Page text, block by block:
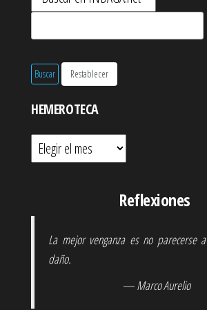
HEMEROTECA
Hemeroteca
Reflexiones
La mejor venganza es no parecerse
daño.
— Marco Aurelio